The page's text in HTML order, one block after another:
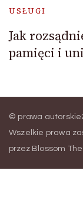
USŁUGI
Jak
pamięci i
© prawa
Wszelkie prawa
przez Blossom